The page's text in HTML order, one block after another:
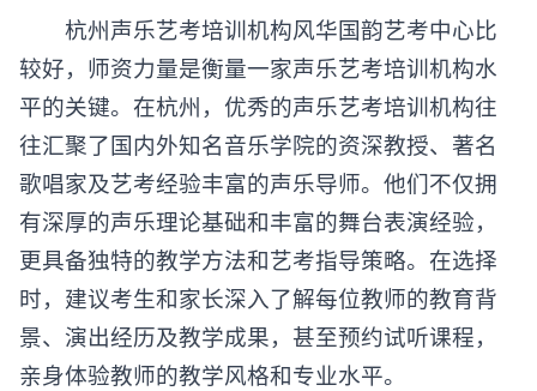
杭州声乐艺考培训机构风华国韵艺考中心比
较好，师资力量是衡量一家声乐艺考培训机构水
平的关键。在杭州，优秀的声乐艺考培训机构往
往汇聚了国内外知名音乐学院的资深教授、著名
歌唱家及艺考经验丰富的声乐导师。他们不仅拥
有深厚的声乐理论基础和丰富的舞台表演经验，
更具备独特的教学方法和艺考指导策略。在选择
时，建议考生和家长深入了解每位教师的教育背
景、演出经历及教学成果，甚至预约试听课程，
亲身体验教师的教学风格和专业水平。